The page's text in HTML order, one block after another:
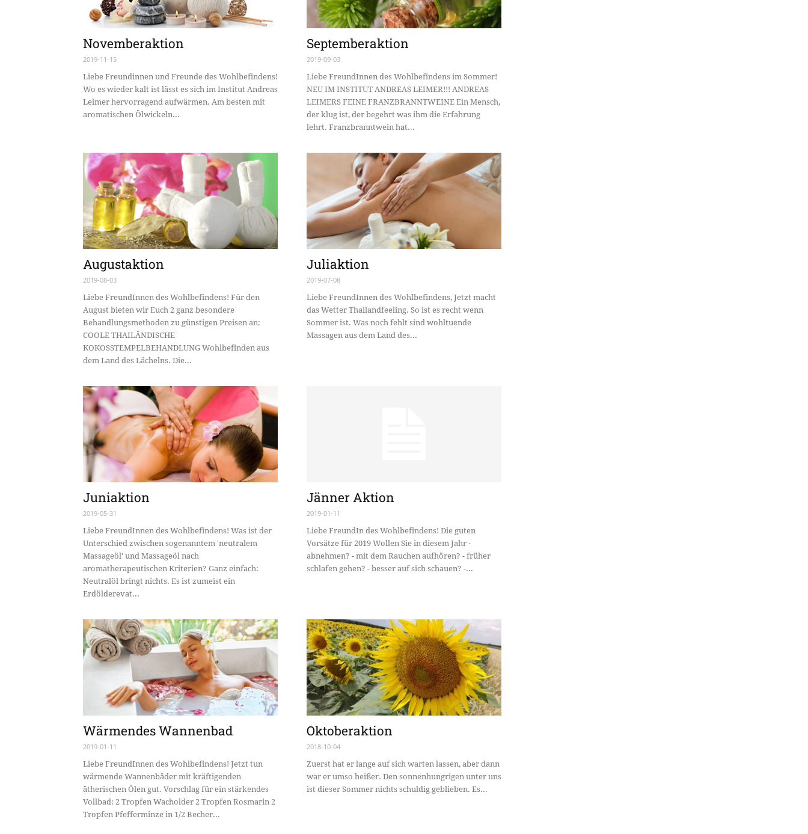
Novemberaktion
2019-11-15
Liebe Freundinnen und Freunde des Wohlbefindens!
Wo es wieder kalt ist lässt es sich im Institut Andreas
Leimer hervorragend aufwärmen. Am besten mit
aromatischen Ölwickeln...
Septemberaktion
2019-09-03
Liebe FreundInnen des Wohlbefindens im Sommer!
NEU IM INSTITUT ANDREAS LEIMER!!! ANDREAS
LEIMERS FEINE FRANZBRANNTWEINE Ein Mensch,
der klug ist, der begehrt was ihm die Erfahrung
lehrt. Franzbranntwein hat...
Augustaktion
2019-08-03
Liebe FreundInnen des Wohlbefindens! Für den
August bieten wir Euch 2 ganz besondere
Behandlungsmethoden zu günstigen Preisen an:
COOLE THAILÄNDISCHE
KOKOSSTEMPELBEHANDLUNG Wohlbefinden aus
dem Land des Lächelns. Die...
Juliaktion
2019-07-08
Liebe FreundInnen des Wohlbefindens, Jetzt macht
das Wetter Thailandfeeling. So ist es recht wenn
Sommer ist. Was noch fehlt sind wohltuende
Massagen aus dem Land des...
Juniaktion
2019-05-31
Liebe FreundInnen des Wohlbefindens! Was ist der
Unterschied zwischen sogenanntem 'neutralem
Massageöl' und Massageöl nach
aromatherapeutischen Kriterien? Ganz einfach:
Neutralöl bringt nichts. Es ist zumeist ein
Erdölderevat...
Jänner Aktion
2019-01-11
Liebe FreundIn des Wohlbefindens! Die guten
Vorsätze für 2019 Wollen Sie in diesem Jahr -
abnehmen? - mit dem Rauchen aufhören? - früher
schlafen gehen? - besser auf sich schauen? -...
Wärmendes Wannenbad
2019-01-11
Liebe FreundInnen des Wohlbefindens! Jetzt tun
wärmende Wannenbäder mit kräftigenden
ätherischen Ölen gut. Vorschlag für ein stärkendes
Vollbad: 2 Tropfen Wacholder 2 Tropfen Rosmarin 2
Tropfen Pfefferminze in 1/2 Becher...
Oktoberaktion
2018-10-04
Zuerst hat er lange auf sich warten lassen, aber dann
war er umso heißer. Den sonnenhungrigen unter uns
ist dieser Sommer nichts schuldig geblieben. Es...